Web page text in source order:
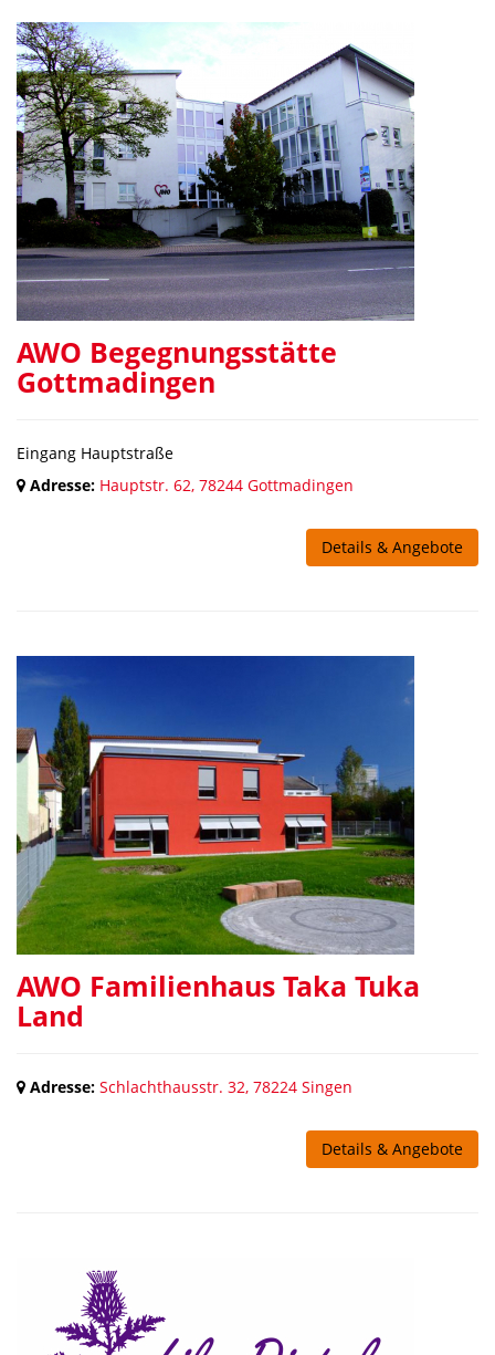
AWO Begegnungsstätte
Gottmadingen
Eingang Hauptstraße
Adresse: Hauptstr. 62, 78244 Gottmadingen
Details & Angebote
AWO Familienhaus Taka Tuka
Land
Adresse: Schlachthausstr. 32, 78224 Singen
Details & Angebote